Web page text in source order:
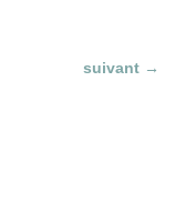
suivant →